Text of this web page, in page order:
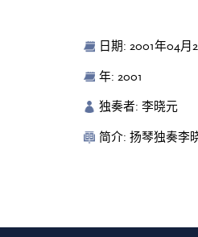
日期: 2001年04月
年: 2001
独奏者: 李晓元
简介: 扬琴独奏李